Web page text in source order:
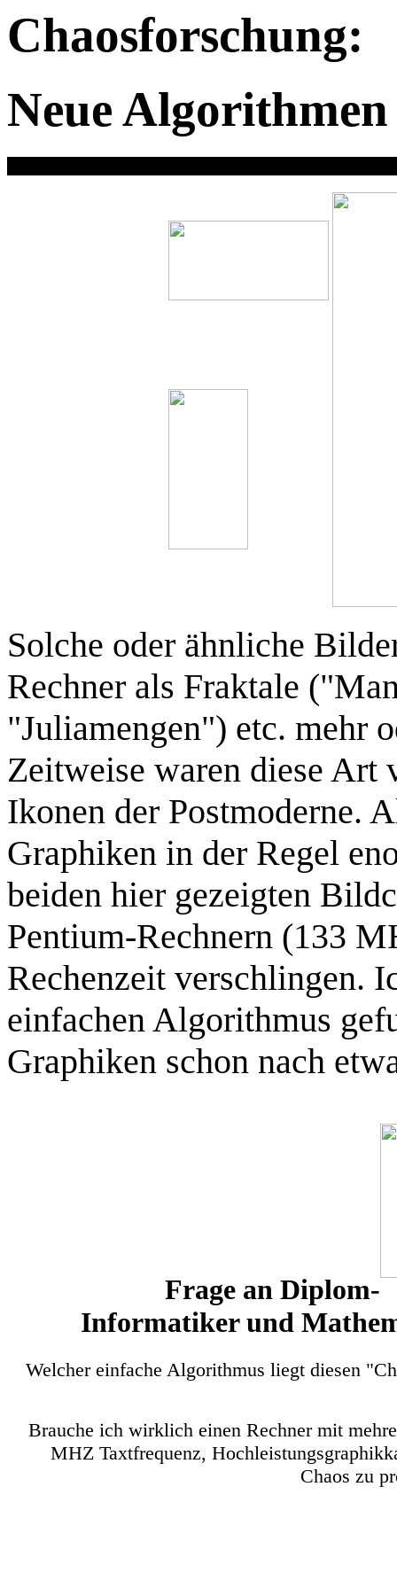
Chaosforschung:
Neue Algorithmen
Solche oder ähnliche
Rechner als Fraktale
"Juliamengen") etc. mehr
Zeitweise waren diese Art
Ikonen der Postmoderne.
Graphiken in der Regel
beiden hier gezeigten
Pentium-Rechnern (133
Rechenzeit verschlingen.
einfachen Algorithmus
Graphiken schon nach
Frage an Diplom-
Informatiker und
Welcher einfache Algorithmus liegt diesen
Brauche ich wirklich einen Rechner mit
MHZ Taxtfrequenz,
Chaos zu